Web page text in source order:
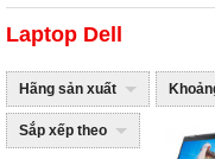
Laptop Dell
Hãng sản xuất
Sắp xếp theo